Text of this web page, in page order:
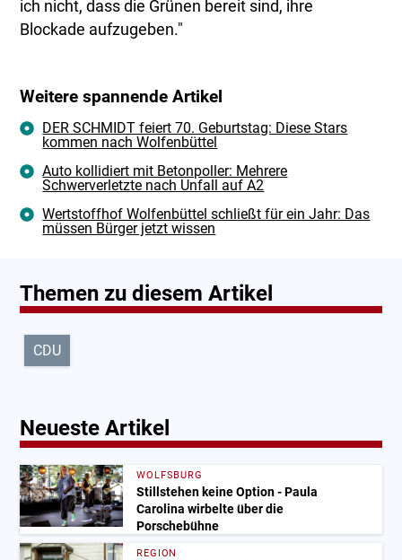
ich nicht, dass die Grünen bereit sind, ihre
Blockade aufzugeben."
Weitere spannende Artikel
DER SCHMIDT feiert 70. Geburtstag: Diese Stars
kommen nach Wolfenbüttel
Auto kollidiert mit Betonpoller: Mehrere
Schwerverletzte nach Unfall auf A2
Wertstoffhof Wolfenbüttel schließt für ein Jahr: Das
müssen Bürger jetzt wissen
Themen zu diesem Artikel
CDU
Neueste Artikel
WOLFSBURG
Stillstehen keine Option - Paula
Carolina wirbelte über die
Porschebühne
REGION